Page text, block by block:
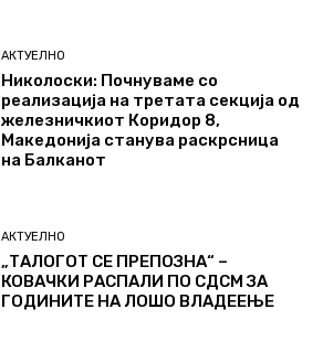
АКТУЕЛНО
Николоски: Почнуваме со
реализација на третата секција од
железничкиот Коридор 8,
Македонија станува раскрсница
на Балканот
АКТУЕЛНО
„ТАЛОГОТ СЕ ПРЕПОЗНА“ –
КОВАЧКИ РАСПАЛИ ПО СДСМ ЗА
ГОДИНИТЕ НА ЛОШО ВЛАДЕЕЊЕ